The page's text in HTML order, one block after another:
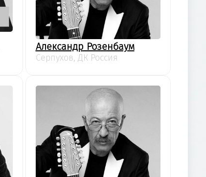
Александр Розенбаум
Серпухов, ДК Россия